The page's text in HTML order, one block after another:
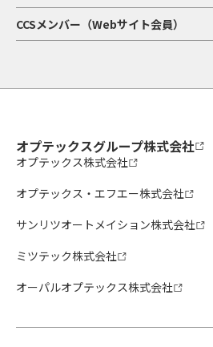
CCSメンバー（Webサイト会員）
オプテックスグループ株式会社
オプテックス株式会社
オプテックス・エフエー株式会社
サンリツオートメイション株式会社
ミツテック株式会社
オーパルオプテックス株式会社